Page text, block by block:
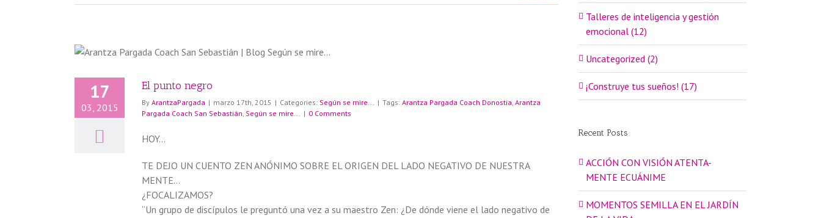
17
03, 2015
El punto negro
By ArantzaPargada | marzo 17th, 2015 | Categories: Según se mire... | Tags: Arantza Pargada Coach Donostia, Arantza
Pargada Coach San Sebastián, Según se mire... | 0 Comments
HOY…
TE DEJO UN CUENTO ZEN ANÓNIMO SOBRE EL ORIGEN DEL LADO NEGATIVO DE NUESTRA
MENTE…
¿FOCALIZAMOS?
“Un grupo de discípulos le preguntó una vez a su maestro Zen: ¿De dónde viene el lado negativo de
Talleres de inteligencia y gestión
emocional (12)
Uncategorized (2)
¡Construye tus sueños! (17)
Recent Posts
ACCIÓN CON VISIÓN ATENTA-
MENTE ECUÁNIME
MOMENTOS SEMILLA EN EL JARDÍN